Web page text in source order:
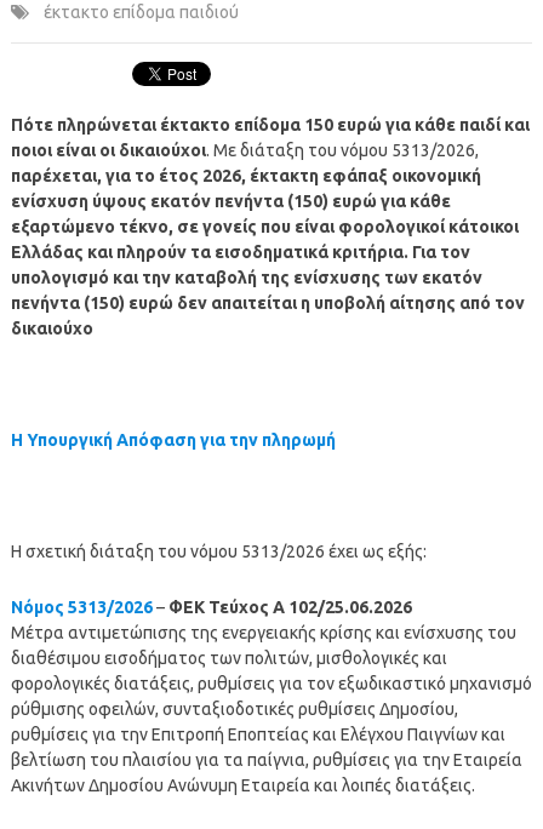
έκτακτο επίδομα παιδιού
Πότε πληρώνεται έκτακτο επίδομα 150 ευρώ για κάθε παιδί και
ποιοι είναι οι δικαιούχοι. Με διάταξη του νόμου 5313/2026,
παρέχεται, για το έτος 2026, έκτακτη εφάπαξ οικονομική
ενίσχυση ύψους εκατόν πενήντα (150) ευρώ για κάθε
εξαρτώμενο τέκνο, σε γονείς που είναι φορολογικοί κάτοικοι
Ελλάδας και πληρούν τα εισοδηματικά κριτήρια. Για τον
υπολογισμό και την καταβολή της ενίσχυσης των εκατόν
πενήντα (150) ευρώ δεν απαιτείται η υποβολή αίτησης από τον
δικαιούχο
Η Υπουργική Απόφαση για την πληρωμή
Η σχετική διάταξη του νόμου 5313/2026 έχει ως εξής:
Νόμος 5313/2026– ΦΕΚ Τεύχος Α 102/25.06.2026
Μέτρα αντιμετώπισης της ενεργειακής κρίσης και ενίσχυσης του
διαθέσιμου εισοδήματος των πολιτών, μισθολογικές και
φορολογικές διατάξεις, ρυθμίσεις για τον εξωδικαστικό μηχανισμό
ρύθμισης οφειλών, συνταξιοδοτικές ρυθμίσεις Δημοσίου,
ρυθμίσεις για την Επιτροπή Εποπτείας και Ελέγχου Παιγνίων και
βελτίωση του πλαισίου για τα παίγνια, ρυθμίσεις για την Εταιρεία
Ακινήτων Δημοσίου Ανώνυμη Εταιρεία και λοιπές διατάξεις.